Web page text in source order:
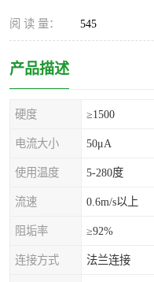
阅 读 量： 545
产品描述
硬度 ≥1500
电流大小 50μA
使用温度 5-280度
流速 0.6m/s以上
阻垢率 ≥92%
连接方式 法兰连接